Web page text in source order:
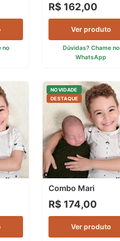
no
R$ 162,00
Ver produto
Dúvidas? Chame no
WhatsApp
NOVIDADE
DESTAQUE
Combo Mari
R$ 174,00
Ver produto